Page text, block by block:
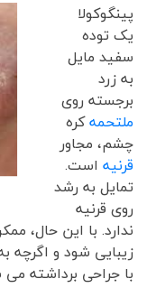
پینگوکولا
یک توده
سفید مایل
به زرد
برجسته روی
ملتحمهکره
چشم، مجاور
قرنیه است.
تمایل به رشد
روی قرنیه
ندارد. با این حال،
زیبایی شود و اگرچه
با جراحی برداشته